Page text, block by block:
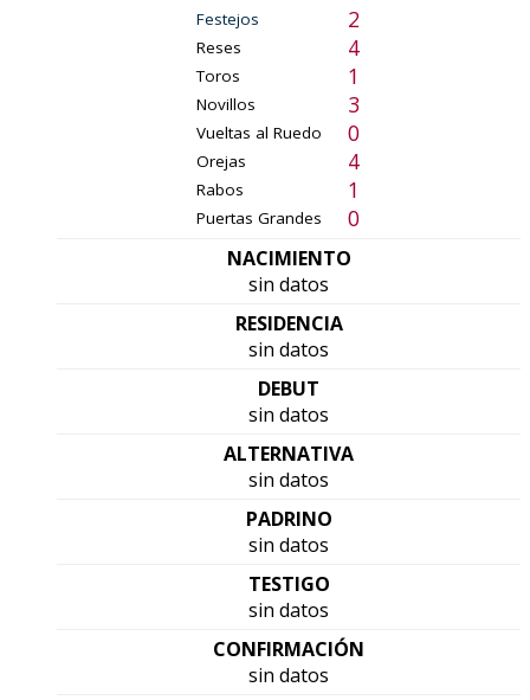
Festejos 2
Reses 4
Toros 1
Novillos 3
Vueltas al Ruedo 0
Orejas 4
Rabos 1
Puertas Grandes 0
NACIMIENTO
sin datos
RESIDENCIA
sin datos
DEBUT
sin datos
ALTERNATIVA
sin datos
PADRINO
sin datos
TESTIGO
sin datos
CONFIRMACIÓN
sin datos